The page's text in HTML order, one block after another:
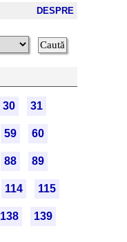
DESPRE
30 31
59 60
88 89
114 115
138 139